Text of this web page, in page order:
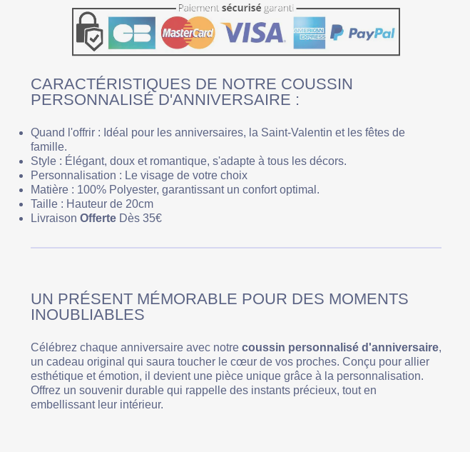
CARACTÉRISTIQUES DE NOTRE COUSSIN
PERSONNALISÉ D'ANNIVERSAIRE :
Quand l'offrir : Idéal pour les anniversaires, la Saint-Valentin et les fêtes de
famille.
Style : Élégant, doux et romantique, s'adapte à tous les décors.
Personnalisation : Le visage de votre choix
Matière : 100% Polyester, garantissant un confort optimal.
Taille : Hauteur de 20cm
Livraison Offerte Dès 35€
UN PRÉSENT MÉMORABLE POUR DES MOMENTS
INOUBLIABLES
Célébrez chaque anniversaire avec notre coussin personnalisé d'anniversaire,
un cadeau original qui saura toucher le cœur de vos proches. Conçu pour allier
esthétique et émotion, il devient une pièce unique grâce à la personnalisation.
Offrez un souvenir durable qui rappelle des instants précieux, tout en
embellissant leur intérieur.